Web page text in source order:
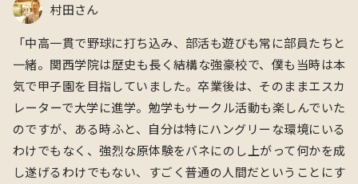
村田さん
「中高一貫で野球に打ち込み、部活も遊びも常に部員たちと
一緒。関西学院は歴史も長く結構な強豪校で、僕も当時は本
気で甲子園を目指していました。卒業後は、そのままエスカ
レーターで大学に進学。勉学もサークル活動も楽しんでいた
のですが、ある時ふと、自分は特にハングリーな環境にいる
わけでもなく、強烈な原体験をバネにのし上がって何かを成
し遂げるわけでもない、すごく普通の人間だということにす